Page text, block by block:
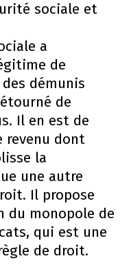
sociale et
a
de
démunis
de
Il en est de
revenu dont
la
une autre
Il propose
du monopole de
qui est une
de droit.